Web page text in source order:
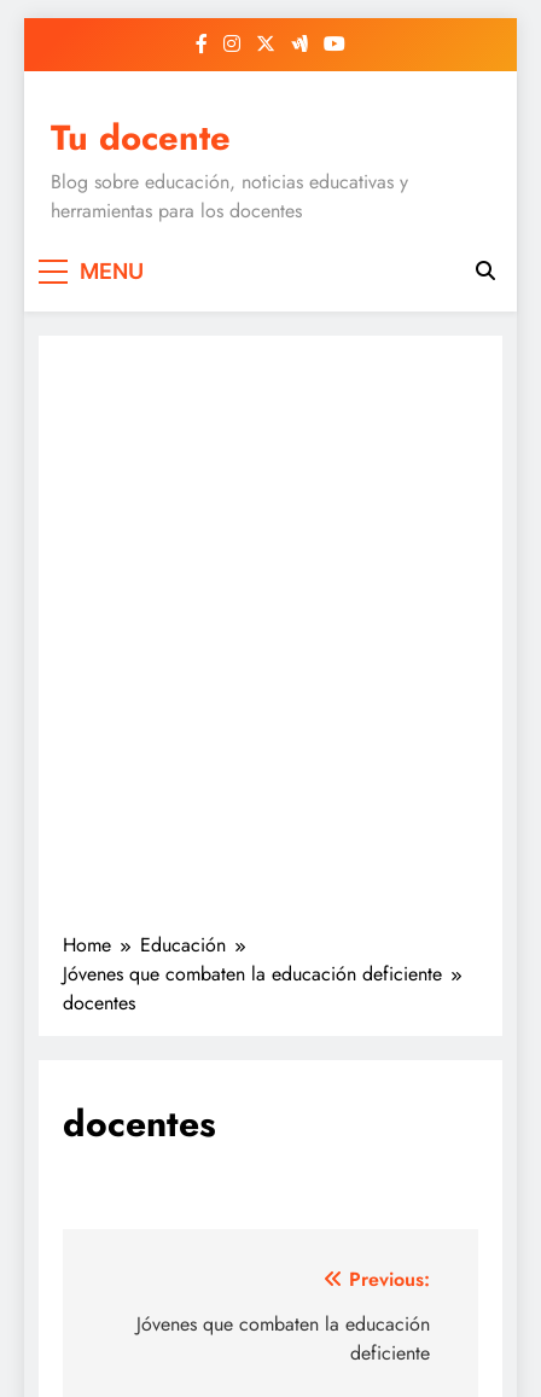
Tu docente
Blog sobre educación, noticias educativas y
herramientas para los docentes
MENU
Home
Educación
Jóvenes que combaten la educación deficiente
docentes
docentes
Previous:
Jóvenes que combaten la educación
deficiente